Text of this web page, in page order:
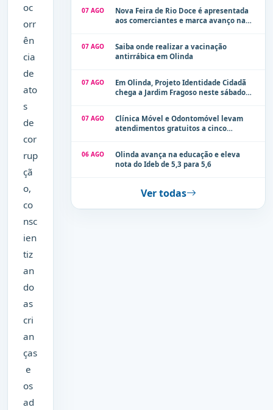
oc
orr
ên
cia
de
ato
s
de
cor
rup
çã
o,
co
nsc
ien
tiz
an
do
as
cri
an
ças
e
os
ad
07 AGO
Nova Feira de Rio Doce é apresentada
aos comerciantes e marca avanço na
07 AGO
Saiba onde realizar a vacinação
antirrábica em Olinda
07 AGO
Em Olinda, Projeto Identidade Cidadã
chega a Jardim Fragoso neste sábado
07 AGO
Clínica Móvel e Odontomóvel levam
atendimentos gratuitos a cinco
06 AGO
Olinda avança na educação e eleva
nota do Ideb de 5,3 para 5,6
Ver todas